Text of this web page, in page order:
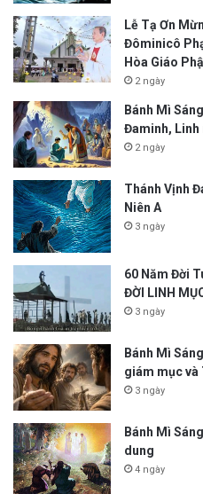
Lễ Tạ Ơn
Đôminicô
Hòa Giáo
2 ngày
Bánh Mì
Đaminh, Linh
2 ngày
Thánh Vịnh
Niên A
3 ngày
60 Năm Đời
ĐỜI LINH
3 ngày
Bánh Mì
giám mục và
3 ngày
Bánh Mì
dung
4 ngày